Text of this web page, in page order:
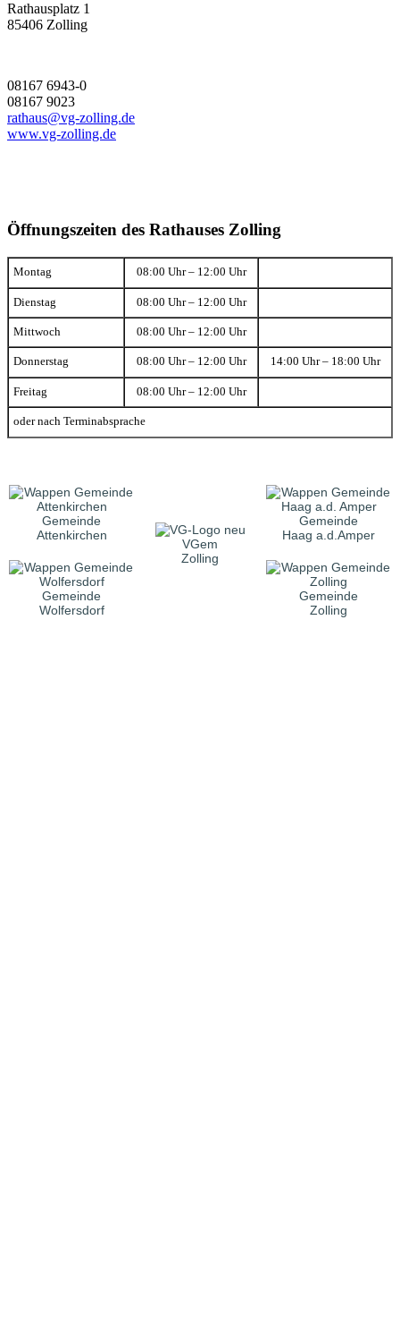
Rathausplatz 1
85406 Zolling
08167 6943-0
08167 9023
rathaus@vg-zolling.de
www.vg-zolling.de
Öffnungszeiten des Rathauses Zolling
Montag 08:00 Uhr – 12:00 Uhr
Dienstag 08:00 Uhr – 12:00 Uhr
Mittwoch 08:00 Uhr – 12:00 Uhr
Donnerstag 08:00 Uhr – 12:00 Uhr 14:00 Uhr – 18:00 Uhr
Freitag 08:00 Uhr – 12:00 Uhr
oder nach Terminabsprache
Gemeinde
Attenkirchen
VGem
Zolling
Gemeinde
Haag a.d.Amper
Gemeinde
Wolfersdorf
Gemeinde
Zolling